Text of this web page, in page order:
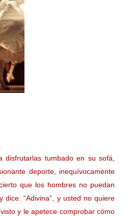
tumbado en su sofá,
deporte, inequívocamente
que los hombres no puedan
“Adivina”, y usted no quiere
y le apetece comprobar cómo